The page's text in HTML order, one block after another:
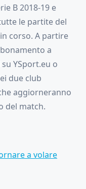
B 2018-19 e
le partite del
corso. A partire
a
YSport.eu o
due club
aggiorneranno
del match.
a volare